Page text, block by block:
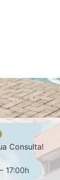
Consulta!
17:00h